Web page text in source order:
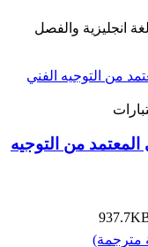
انجليزية والفصل
المعتمد من التوجيه